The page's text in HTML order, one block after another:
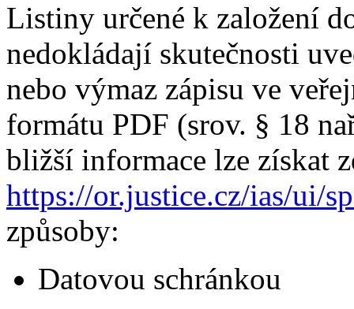
Listiny určené k založení
nedokládají skutečnosti
nebo výmaz zápisu ve
formátu PDF (srov. § 18
bližší informace lze získat
https://or.justice.cz/ias/ui/
způsoby:
Datovou schránkou